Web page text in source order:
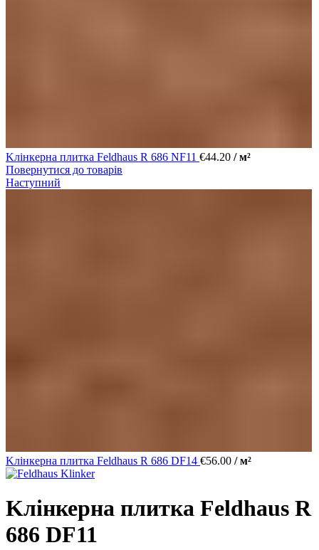
Kлінкерна плитка Feldhaus R 686 NF11 €44.20 / м²
Повернутися до товарів
Наступний
Kлінкерна плитка Feldhaus R 686 DF14 €56.00 / м²
Kлінкерна плитка Feldhaus R
686 DF11